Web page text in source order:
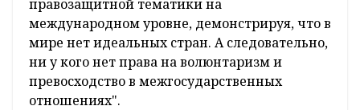
правозащитной тематики на
международном уровне, демонстрируя, что в
мире нет идеальных стран. А следовательно,
ни у кого нет права на волюнтаризм и
превосходство в межгосударственных
отношениях".